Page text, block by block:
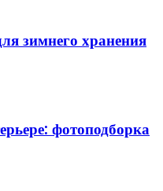
зимнего хранения
фотоподборка